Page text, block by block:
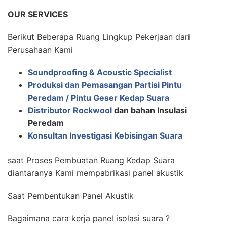
OUR SERVICES
Berikut Beberapa Ruang Lingkup Pekerjaan dari
Perusahaan Kami
Soundproofing & Acoustic Specialist
Produksi dan Pemasangan Partisi Pintu
Peredam / Pintu Geser Kedap Suara
Distributor Rockwool dan bahan Insulasi
Peredam
Konsultan Investigasi Kebisingan Suara
saat Proses Pembuatan Ruang Kedap Suara
diantaranya Kami mempabrikasi panel akustik
Saat Pembentukan Panel Akustik
Bagaimana cara kerja panel isolasi suara ?